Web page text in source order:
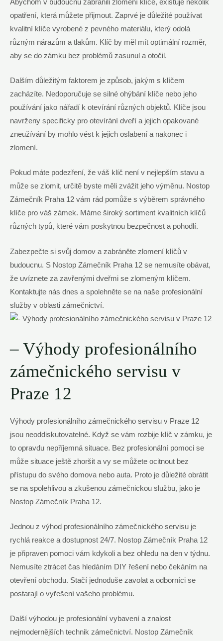
Abychom v budoucnu zabránili zlomení klíče, existuje několik
opatření, která můžete přijmout. Zaprvé je důležité používat
kvalitní klíče vyrobené z pevného materiálu, který odolá
různým nárazům a tlakům. Klíč by měl mít optimální rozměr,
aby se do zámku bez problémů zasunul a otočil.
Dalším důležitým faktorem je způsob, jakým s klíčem
zacházíte. Nedoporučuje se silné ohýbání klíče nebo jeho
používání jako nářadí k otevírání různých objektů. Klíče jsou
navrženy specificky pro otevírání dveří a jejich opakované
zneužívání by mohlo vést k jejich oslabení a nakonec i
zlomení.
Pokud máte podezření, že váš klíč není v nejlepším stavu a
může se zlomit, určitě byste měli zvážit jeho výměnu. Nostop
Zámečník Praha 12 vám rád pomůže s výběrem správného
klíče pro váš zámek. Máme široký sortiment kvalitních klíčů
různých typů, které vám poskytnou bezpečnost a pohodlí.
Zabezpečte si svůj domov a zabráněte zlomení klíčů v
budoucnu. S Nostop Zámečník Praha 12 se nemusíte obávat,
že uvíznete za zavřenými dveřmi se zlomeným klíčem.
Kontaktujte nás dnes a spolehněte se na naše profesionální
služby v oblasti zámečnictví.
– Výhody profesionálního
zámečnického servisu v
Praze 12
Výhody profesionálního zámečnického servisu v Praze 12
jsou neoddiskutovatelné. Když se vám rozbije klíč v zámku, je
to opravdu nepříjemná situace. Bez profesionální pomoci se
může situace ještě zhoršit a vy se můžete ocitnout bez
přístupu do svého domova nebo auta. Proto je důležité obrátit
se na spolehlivou a zkušenou zámečnickou službu, jako je
Nostop Zámečník Praha 12.
Jednou z výhod profesionálního zámečnického servisu je
rychlá reakce a dostupnost 24/7. Nostop Zámečník Praha 12
je připraven pomoci vám kdykoli a bez ohledu na den v týdnu.
Nemusíte ztrácet čas hledáním DIY řešení nebo čekáním na
otevření obchodu. Stačí jednoduše zavolat a odborníci se
postarají o vyřešení vašeho problému.
Další výhodou je profesionální vybavení a znalost
nejmodernějších technik zámečnictví. Nostop Zámečník